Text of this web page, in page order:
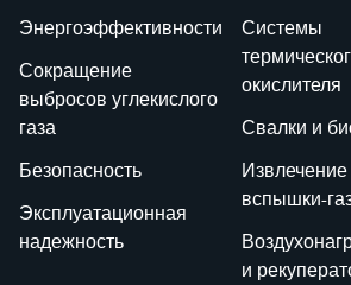
Энергоэффективности
Сокращение
выбросов углекислого
газа
Безопасность
Эксплуатационная
надежность
Системы
окислителя
Свалки и
Извлечение
вспышки-
и